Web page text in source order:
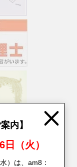
内】
（火）
）は、am8：
Close